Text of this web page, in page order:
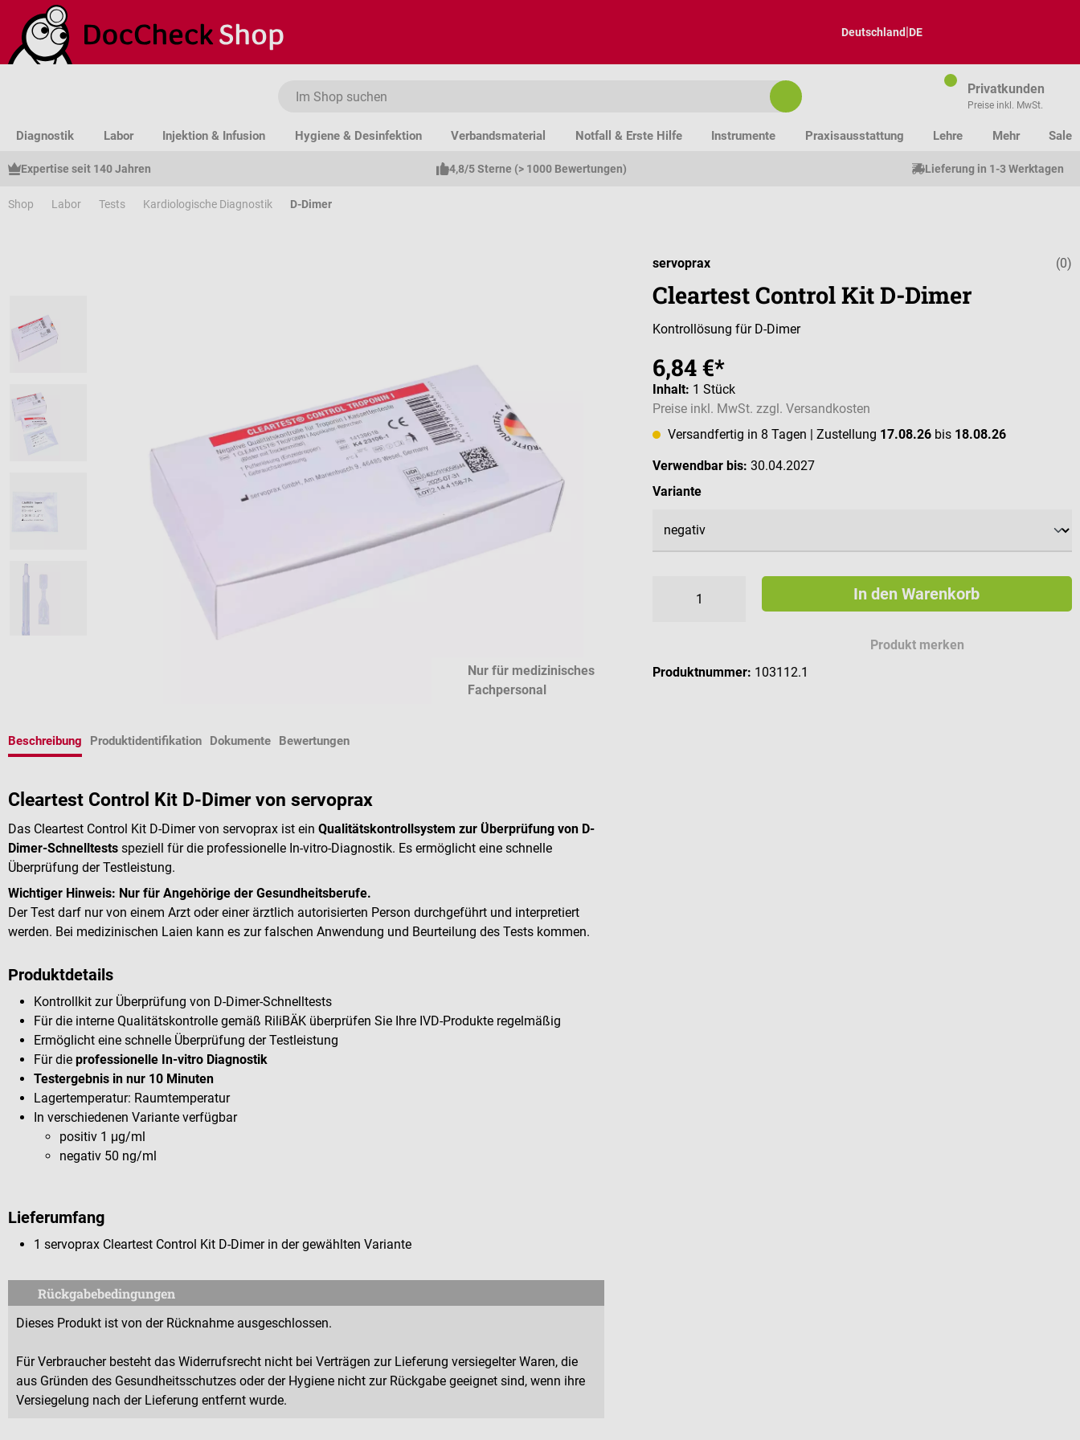
Hauptinhalt springen
Zur Suche springen
Zur Hauptnavigation springen
Deutschland|DE
Privatkunden
Preise inkl. MwSt.
Diagnostik Labor Injektion & Infusion Hygiene & Desinfektion Verbandsmaterial Notfall & Erste Hilfe Instrumente Praxisausstattung Lehre Mehr Sale
Expertise seit 140 Jahren 4,8/5 Sterne (> 1000 Bewertungen) Lieferung in 1-3 Werktagen
Shop Labor Tests Kardiologische Diagnostik D-Dimer
Nur für medizinisches
Fachpersonal
(0)
servoprax
Cleartest Control Kit D-Dimer
Kontrollösung für D-Dimer
6,84 €*
Inhalt: 1 Stück
Preise inkl. MwSt. zzgl. Versandkosten
Versandfertig in 8 Tagen
| Zustellung 17.08.26 bis 18.08.26
Verwendbar bis: 30.04.2027
Varianteauswählen
In den Warenkorb
Produkt merken
Produktnummer: 103112.1
Beschreibung Produktidentifikation Dokumente Bewertungen
Cleartest Control Kit D-Dimer von servoprax
Das Cleartest Control Kit D-Dimer von servoprax ist ein Qualitätskontrollsystem zur Überprüfung von D-
Dimer-Schnelltests speziell für die professionelle In-vitro-Diagnostik. Es ermöglicht eine schnelle
Überprüfung der Testleistung.
Wichtiger Hinweis: Nur für Angehörige der Gesundheitsberufe.
Der Test darf nur von einem Arzt oder einer ärztlich autorisierten Person durchgeführt und interpretiert
werden. Bei medizinischen Laien kann es zur falschen Anwendung und Beurteilung des Tests kommen.
Produktdetails
Kontrollkit zur Überprüfung von D-Dimer-Schnelltests
Für die interne Qualitätskontrolle gemäß RiliBÄK überprüfen Sie Ihre IVD-Produkte regelmäßig
Ermöglicht eine schnelle Überprüfung der Testleistung
Für die professionelle In-vitro Diagnostik
Testergebnis in nur 10 Minuten
Lagertemperatur: Raumtemperatur
In verschiedenen Variante verfügbar
positiv 1 μg/ml
negativ 50 ng/ml
Lieferumfang
1 servoprax Cleartest Control Kit D-Dimer in der gewählten Variante
Rückgabebedingungen
Dieses Produkt ist von der Rücknahme ausgeschlossen.
Für Verbraucher besteht das Widerrufsrecht nicht bei Verträgen zur Lieferung versiegelter Waren, die
aus Gründen des Gesundheitsschutzes oder der Hygiene nicht zur Rückgabe geeignet sind, wenn ihre
Versiegelung nach der Lieferung entfernt wurde.